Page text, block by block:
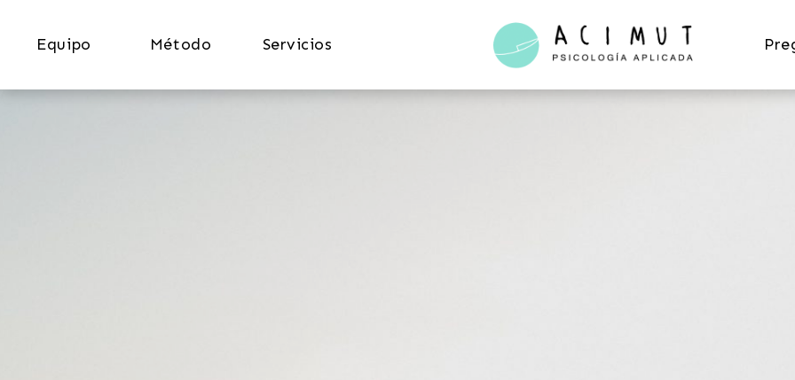
Acimut
Psicología
Equipo Método Servicios